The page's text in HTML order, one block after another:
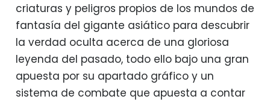
criaturas y peligros propios de los mundos de
fantasía del gigante asiático para descubrir
la verdad oculta acerca de una gloriosa
leyenda del pasado, todo ello bajo una gran
apuesta por su apartado gráfico y un
sistema de combate que apuesta a contar